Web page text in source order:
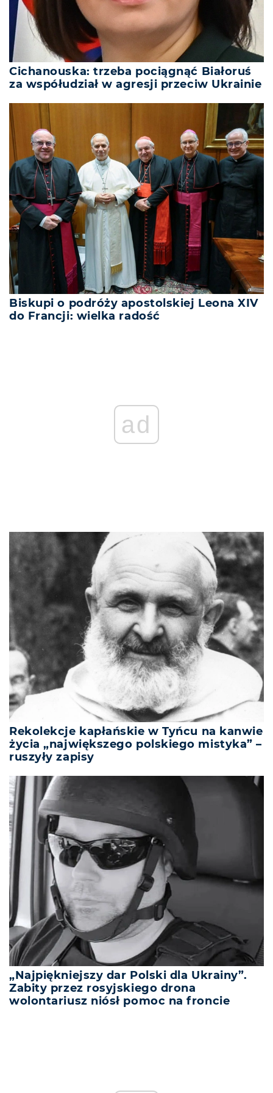
Cichanouska: trzeba pociągnąć Białoruś
za współudział w agresji przeciw Ukrainie
Biskupi o podróży apostolskiej Leona XIV
do Francji: wielka radość
ad
Rekolekcje kapłańskie w Tyńcu na kanwie
życia „największego polskiego mistyka” –
ruszyły zapisy
„Najpiękniejszy dar Polski dla Ukrainy”.
Zabity przez rosyjskiego drona
wolontariusz niósł pomoc na froncie